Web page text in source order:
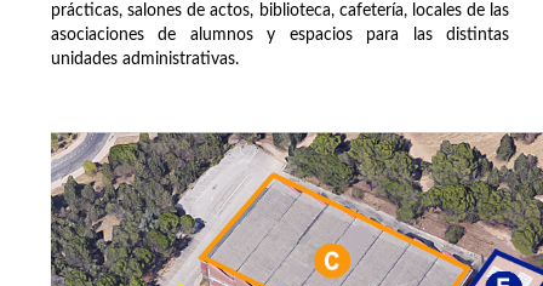
prácticas, salones de actos, biblioteca, cafetería, locales de las
asociaciones de alumnos y espacios para las distintas
unidades administrativas.